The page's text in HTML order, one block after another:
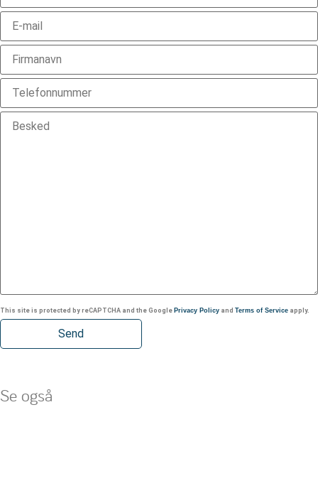
This site is protected by reCAPTCHA and the Google Privacy Policy and Terms of Service apply.
Se også